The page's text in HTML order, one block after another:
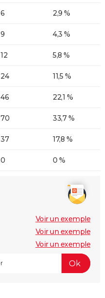
6 2,9 %
9 4,3 %
12 5,8 %
24 11,5 %
46 22,1 %
70 33,7 %
37 17,8 %
0 0 %
Voir un exemple
Voir un exemple
Voir un exemple